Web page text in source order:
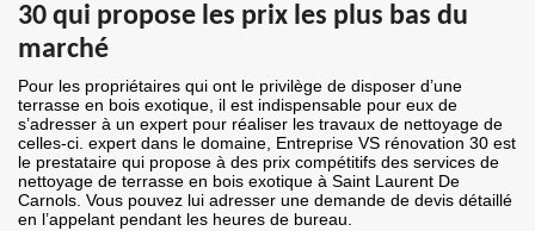
30 qui propose les prix les plus bas du
marché
Pour les propriétaires qui ont le privilège de disposer d’une
terrasse en bois exotique, il est indispensable pour eux de
s’adresser à un expert pour réaliser les travaux de nettoyage de
celles-ci. expert dans le domaine, Entreprise VS rénovation 30 est
le prestataire qui propose à des prix compétitifs des services de
nettoyage de terrasse en bois exotique à Saint Laurent De
Carnols. Vous pouvez lui adresser une demande de devis détaillé
en l’appelant pendant les heures de bureau.